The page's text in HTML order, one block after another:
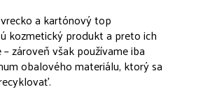
a kartónový top
kozmetický produkt a preto ich
zároveň však používame iba
obalového materiálu, ktorý sa